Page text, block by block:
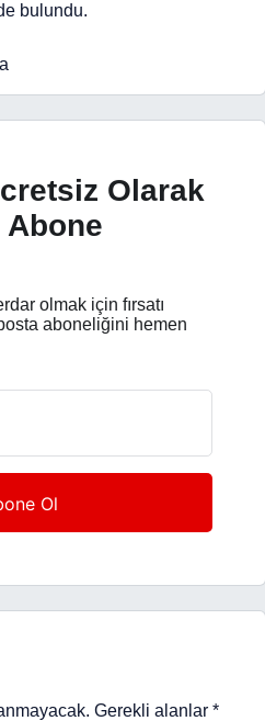
bulundu.
Olarak
olmak için fırsatı
aboneliğini hemen
Gerekli alanlar *